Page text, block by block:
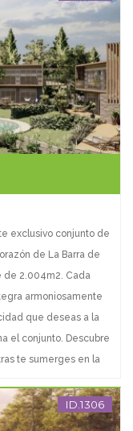
exclusivo conjunto de
de La Barra de
de 2.004m2. Cada
armoniosamente
que deseas a la
el conjunto. Descubre
te sumerges en la
a vivir la vida en su
de máxima
ID.1306